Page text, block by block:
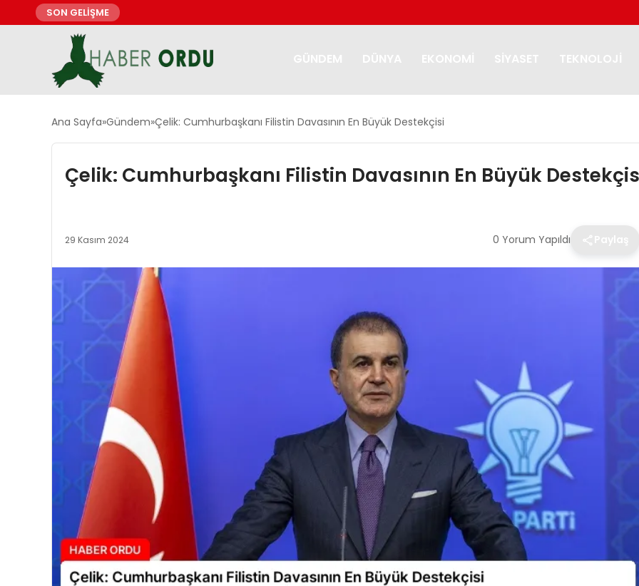
SON GELİŞME
Ana Sayfa Gündem Çelik: Cumhurbaşkanı Filistin Davasının En Büyük Destekçisi
Çelik: Cumhurbaşkanı Filistin Davasının En Büyük
29 Kasım 2024 0 Yorum Yapıldı